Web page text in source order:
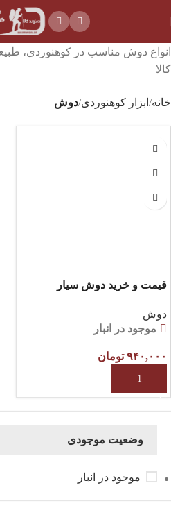
وضعیت موجودی
موجود در انبار
انواع دوش مناسب در کوهنوردی،
کالا
خانه ابزار کوهنوردی دوش
قیمت و خرید دوش سیار
دوش
موجود در انبار
۹۴۰,۰۰۰ تومان
افزودن به سبد خرید